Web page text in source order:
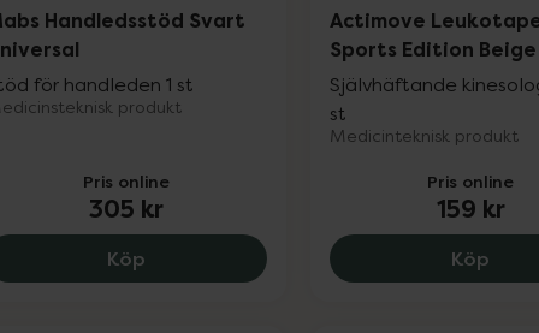
Handledsstöd Svart
för handleden 1 st
produkt
Pris online
305 kr
Köp Mabs Handledsstöd Svart Universal,
Actimove
Sports Edition Beige
Självhäftande
st
Medicinteknisk produkt
Pris online
159 kr
Köp